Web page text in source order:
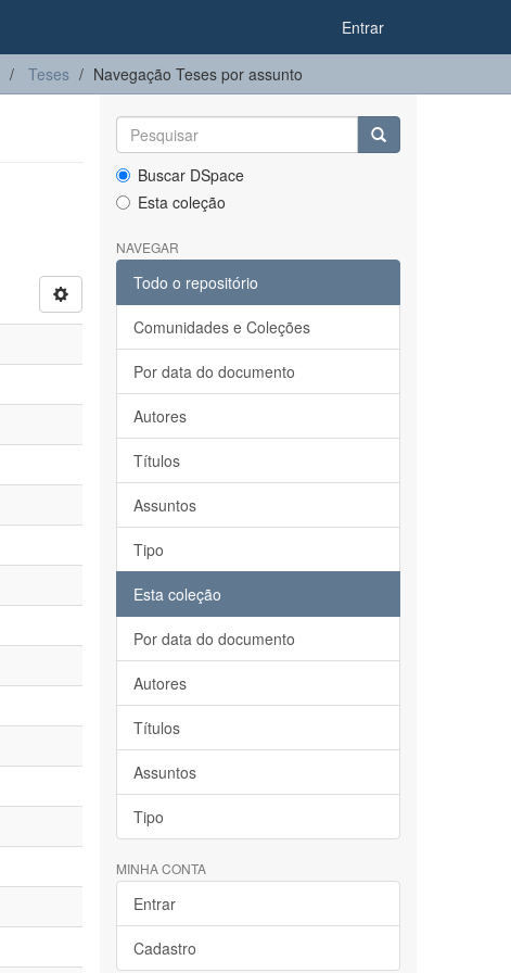
Entrar
Teses Navegação Teses por assunto
Buscar DSpace
Esta coleção
NAVEGAR
Todo o repositório
Comunidades e Coleções
Por data do documento
Autores
Títulos
Assuntos
Tipo
Esta coleção
Por data do documento
Autores
Títulos
Assuntos
Tipo
MINHA CONTA
Entrar
Cadastro